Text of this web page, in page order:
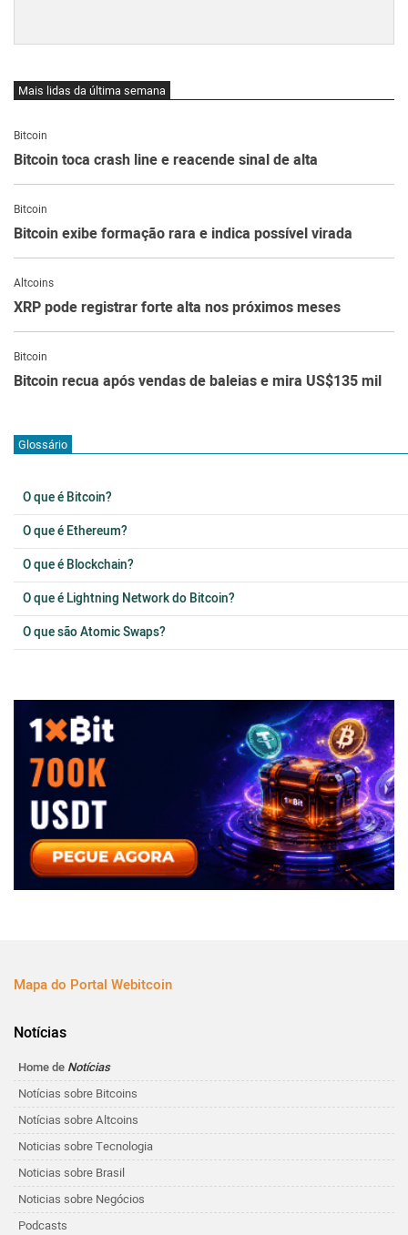
Mais lidas da última semana
Bitcoin
Bitcoin toca crash line e reacende sinal de alta
Bitcoin
Bitcoin exibe formação rara e indica possível virada
Altcoins
XRP pode registrar forte alta nos próximos meses
Bitcoin
Bitcoin recua após vendas de baleias e mira US$135 mil
Glossário
O que é Bitcoin?
O que é Ethereum?
O que é Blockchain?
O que é Lightning Network do Bitcoin?
O que são Atomic Swaps?
Mapa do Portal Webitcoin
Notícias
Home de Notícias
Notícias sobre Bitcoins
Notícias sobre Altcoins
Noticias sobre Tecnologia
Noticias sobre Brasil
Noticias sobre Negócios
Podcasts